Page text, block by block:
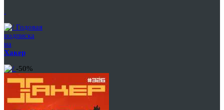
Годовая
подписка
на
Хакер
-50%